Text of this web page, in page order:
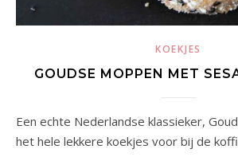
KOEKJES
GOUDSE MOPPEN MET
Een echte Nederlandse klassieker, Goudse moppen. Ik vind
het hele lekkere koekjes voor bij de